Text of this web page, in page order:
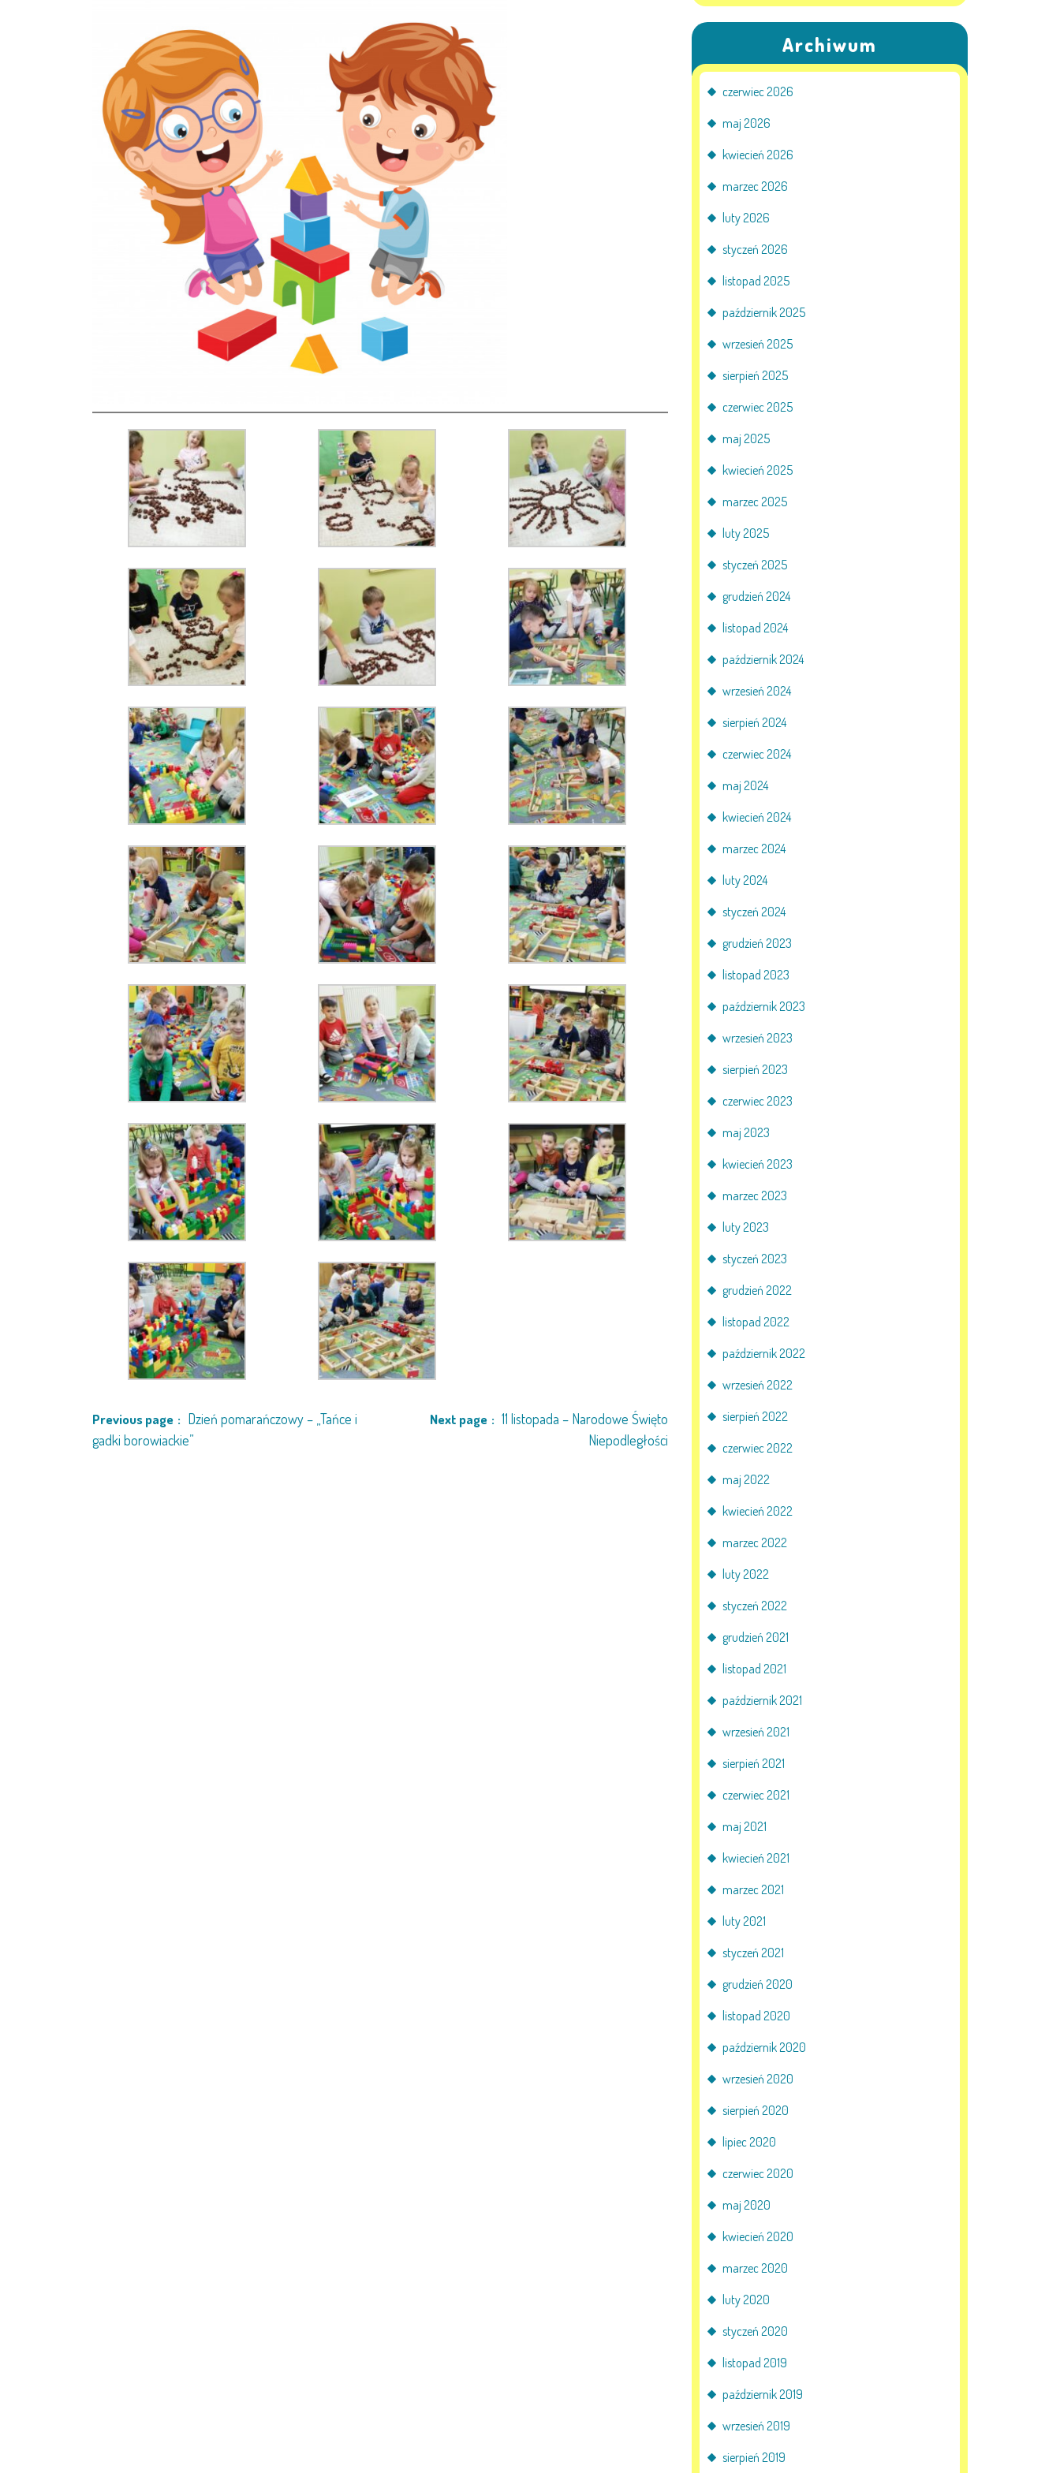
Previous page
Dzień pomarańczowy – „Tańce i
gadki borowiackie”
Next page
11 listopada – Narodowe Święto
Niepodległości
Archiwum
czerwiec 2026
maj 2026
kwiecień 2026
marzec 2026
luty 2026
styczeń 2026
listopad 2025
październik 2025
wrzesień 2025
sierpień 2025
czerwiec 2025
maj 2025
kwiecień 2025
marzec 2025
luty 2025
styczeń 2025
grudzień 2024
listopad 2024
październik 2024
wrzesień 2024
sierpień 2024
czerwiec 2024
maj 2024
kwiecień 2024
marzec 2024
luty 2024
styczeń 2024
grudzień 2023
listopad 2023
październik 2023
wrzesień 2023
sierpień 2023
czerwiec 2023
maj 2023
kwiecień 2023
marzec 2023
luty 2023
styczeń 2023
grudzień 2022
listopad 2022
październik 2022
wrzesień 2022
sierpień 2022
czerwiec 2022
maj 2022
kwiecień 2022
marzec 2022
luty 2022
styczeń 2022
grudzień 2021
listopad 2021
październik 2021
wrzesień 2021
sierpień 2021
czerwiec 2021
maj 2021
kwiecień 2021
marzec 2021
luty 2021
styczeń 2021
grudzień 2020
listopad 2020
październik 2020
wrzesień 2020
sierpień 2020
lipiec 2020
czerwiec 2020
maj 2020
kwiecień 2020
marzec 2020
luty 2020
styczeń 2020
listopad 2019
październik 2019
wrzesień 2019
sierpień 2019